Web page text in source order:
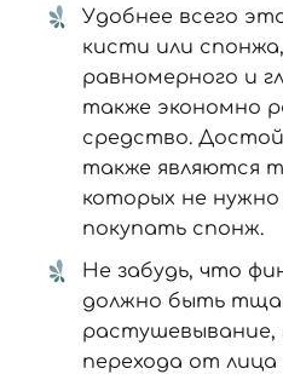
Удобнее всего
кисти или спонжа
равномерного и
также экономно
средство.
также являются
которых не
покупать спонж.
Не забудь, что
должно быть
растушевывание,
перехода от